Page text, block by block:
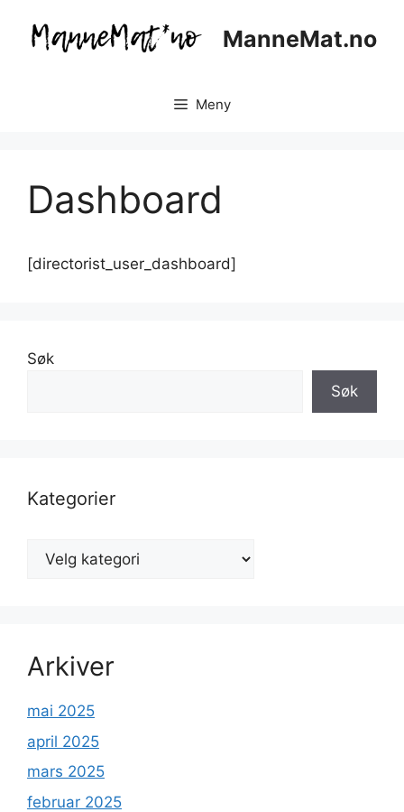
innhold
ManneMat.no
Meny
Dashboard
[directorist_user_dashboard]
Søk
Søk
Kategorier
Kategorier
Arkiver
mai 2025
april 2025
mars 2025
februar 2025